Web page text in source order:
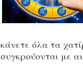
κάνετε όλα τα
συγκρούονται με